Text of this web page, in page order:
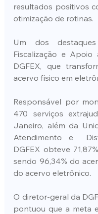
resultados positivos
otimização de rotinas.
Um dos
Fiscalização e Apoio
DGFEX, que
acervo físico em
Responsável por
470 serviços
Janeiro, além da
Atendimento e
DGFEX obteve
sendo 96,34% do
do acervo eletrônico.
O diretor-geral da
pontuou que a meta